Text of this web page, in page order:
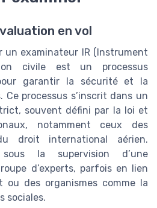
en vol
un examinateur IR (Instrument
civile est un processus
garantir la sécurité et la
processus s’inscrit dans un
souvent défini par la loi et
notamment ceux des
droit international aérien.
sous la supervision d’une
d’experts, parfois en lien
ou des organismes comme la
sociales.